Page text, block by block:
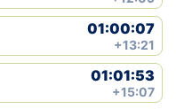
01:00:07
+13:21
01:01:53
+15:07